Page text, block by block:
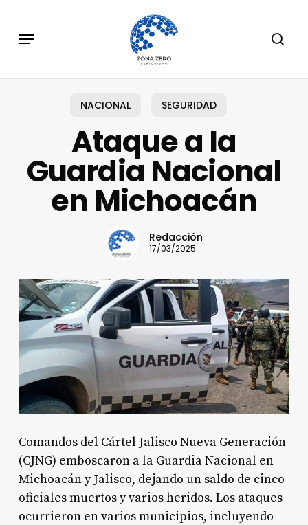
main
Menu
NACIONAL SEGURIDAD
Ataque a la
Guardia Nacional
en Michoacán
Redacción
17/03/2025
Comandos del Cártel Jalisco Nueva Generación
(CJNG) emboscaron a la Guardia Nacional en
Michoacán y Jalisco, dejando un saldo de cinco
oficiales muertos y varios heridos. Los ataques
ocurrieron en varios municipios, incluyendo